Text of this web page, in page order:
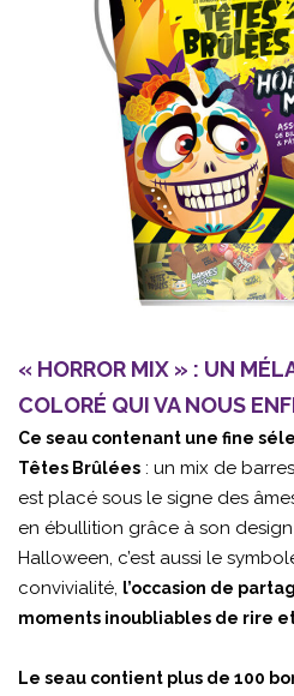
« HORROR MIX » : UN
COLORÉ QUI VA NOUS
Ce seau contenant une fine
Têtes Brûlées : un mix de
est placé sous le signe des
en ébullition grâce à son
Halloween, c’est aussi le
convivialité, l’occasion de
moments inoubliables de rire
Le seau contient plus de 100